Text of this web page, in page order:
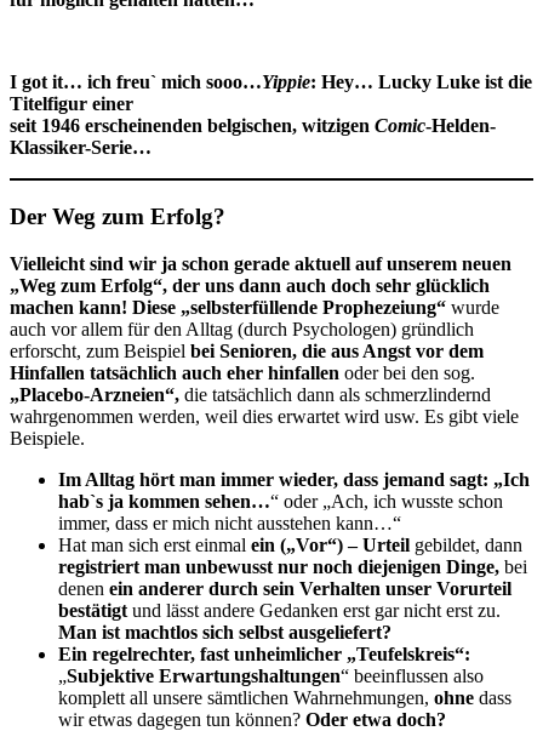
I got it… ich freu` mich sooo…Yippie: Hey… Lucky Luke ist die
Titelfigur einer
seit 1946 erscheinenden belgischen, witzigen Comic-Helden-
Klassiker-Serie…
Der Weg zum Erfolg?
Vielleicht sind wir ja schon gerade aktuell auf unserem neuen
„Weg zum Erfolg“, der uns dann auch doch sehr glücklich
machen kann! Diese „selbsterfüllende Prophezeiung“ wurde
auch vor allem für den Alltag (durch Psychologen) gründlich
erforscht, zum Beispiel bei Senioren, die aus Angst vor dem
Hinfallen tatsächlich auch eher hinfallen oder bei den sog.
„Placebo-Arzneien“, die tatsächlich dann als schmerzlindernd
wahrgenommen werden, weil dies erwartet wird usw. Es gibt viele
Beispiele.
Im Alltag hört man immer wieder, dass jemand sagt: „Ich
hab`s ja kommen sehen…“ oder „Ach, ich wusste schon
immer, dass er mich nicht ausstehen kann…“
Hat man sich erst einmal ein („Vor“) – Urteil gebildet, dann
registriert man unbewusst nur noch diejenigen Dinge, bei
denen ein anderer durch sein Verhalten unser Vorurteil
bestätigt und lässt andere Gedanken erst gar nicht erst zu.
Man ist machtlos sich selbst ausgeliefert?
Ein regelrechter, fast unheimlicher „Teufelskreis“:
„Subjektive Erwartungshaltungen“ beeinflussen also
komplett all unsere sämtlichen Wahrnehmungen, ohne dass
wir etwas dagegen tun können? Oder etwa doch?